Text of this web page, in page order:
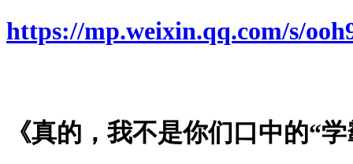
https://mp.weixin.qq.com/s/
《真的，我不是你们口中的“